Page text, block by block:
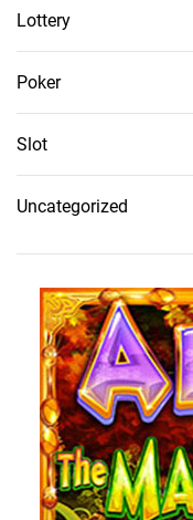
Lottery
Poker
Slot
Uncategorized